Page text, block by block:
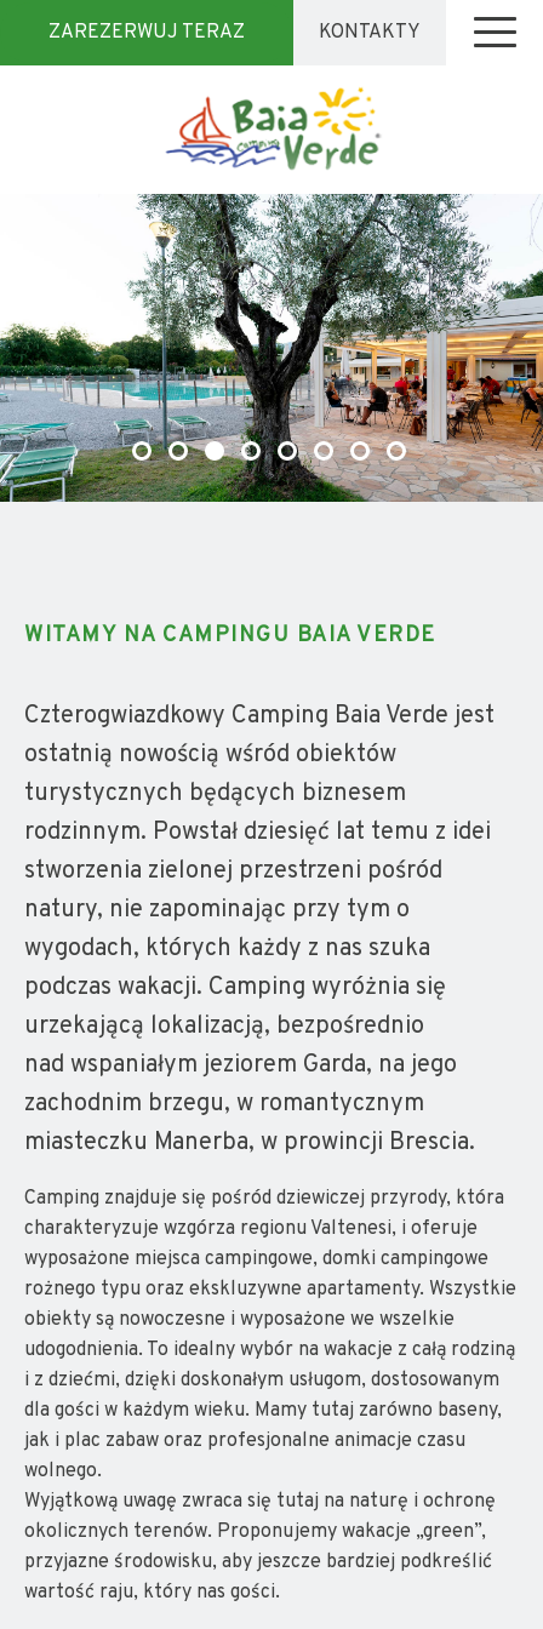
ZAREZERWUJ TERAZ KONTAKTY
WITAMY NA CAMPINGU BAIA VERDE
Czterogwiazdkowy Camping Baia Verde jest
ostatnią nowością wśród obiektów
turystycznych będących biznesem
rodzinnym. Powstał dziesięć lat temu z idei
stworzenia zielonej przestrzeni pośród
natury, nie zapominając przy tym o
wygodach, których każdy z nas szuka
podczas wakacji. Camping wyróżnia się
urzekającą lokalizacją, bezpośrednio
nad wspaniałym jeziorem Garda, na jego
zachodnim brzegu, w romantycznym
miasteczku Manerba, w prowincji Brescia.
Camping znajduje się pośród dziewiczej przyrody, która
charakteryzuje wzgórza regionu Valtenesi, i oferuje
wyposażone miejsca campingowe, domki campingowe
rożnego typu oraz ekskluzywne apartamenty. Wszystkie
obiekty są nowoczesne i wyposażone we wszelkie
udogodnienia. To idealny wybór na wakacje z całą rodziną
i z dziećmi, dzięki doskonałym usługom, dostosowanym
dla gości w każdym wieku. Mamy tutaj zarówno baseny,
jak i plac zabaw oraz profesjonalne animacje czasu
wolnego.
Wyjątkową uwagę zwraca się tutaj na naturę i ochronę
okolicznych terenów. Proponujemy wakacje „green”,
przyjazne środowisku, aby jeszcze bardziej podkreślić
wartość raju, który nas gości.